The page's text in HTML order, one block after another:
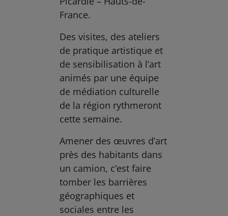
France.
Des visites, des ateliers
de pratique artistique et
de sensibilisation à l’art
animés par une équipe
de médiation culturelle
de la région rythmeront
cette semaine.
Amener des œuvres d’art
près des habitants dans
un camion, c’est faire
tomber les barrières
géographiques et
sociales entre les